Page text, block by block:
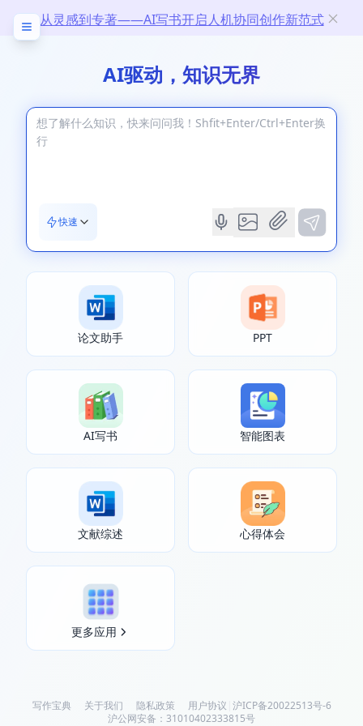
从灵感到专著——AI写书开启人机协同创作新范式
AI驱动，知识无界
快速
论文助手 PPT
AI写书 智能图表
文献综述 心得体会
更多应用
写作宝典 关于我们 隐私政策 用户协议 沪ICP备20022513号-6
沪公网安备：31010402333815号